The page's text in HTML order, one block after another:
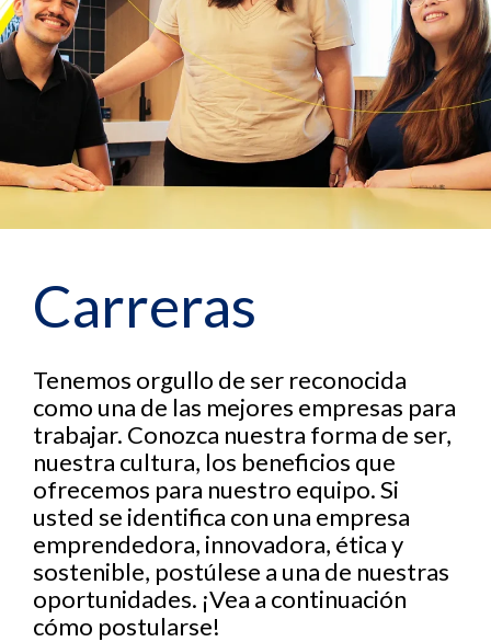
Carreras
Tenemos orgullo de ser reconocida
como una de las mejores empresas para
trabajar. Conozca nuestra forma de ser,
nuestra cultura, los beneficios que
ofrecemos para nuestro equipo. Si
usted se identifica con una empresa
emprendedora, innovadora, ética y
sostenible, postúlese a una de nuestras
oportunidades. ¡Vea a continuación
cómo postularse!